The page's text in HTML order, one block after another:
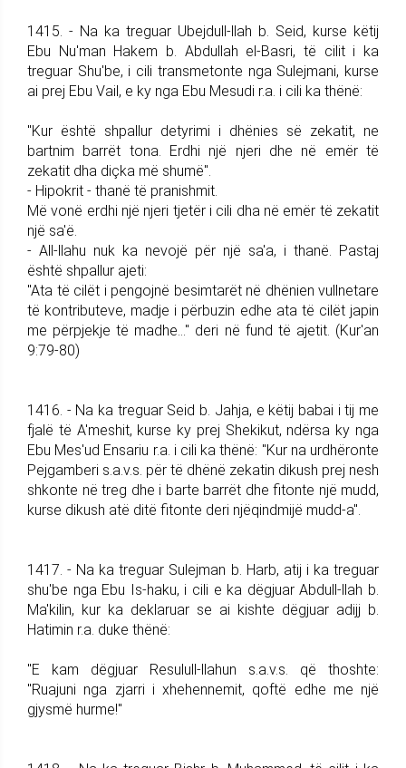
1415. - Na ka treguar Ubejdull-llah b. Seid, kurse këtij
Ebu Nu'man Hakem b. Abdullah el-Basri, të cilit i ka
treguar Shu'be, i cili transmetonte nga Sulejmani, kurse
ai prej Ebu Vail, e ky nga Ebu Mesudi r.a. i cili ka thënë:
"Kur është shpallur detyrimi i dhënies së zekatit, ne
bartnim barrët tona. Erdhi një njeri dhe në emër të
zekatit dha diçka më shumë".
- Hipokrit - thanë të pranishmit.
Më vonë erdhi një njeri tjetër i cili dha në emër të zekatit
një sa'ë.
- All-llahu nuk ka nevojë për një sa'a, i thanë. Pastaj
është shpallur ajeti:
"Ata të cilët i pengojnë besimtarët në dhënien vullnetare
të kontributeve, madje i përbuzin edhe ata të cilët japin
me përpjekje të madhe..." deri në fund të ajetit. (Kur'an
9:79-80)
1416. - Na ka treguar Seid b. Jahja, e këtij babai i tij me
fjalë të A'meshit, kurse ky prej Shekikut, ndërsa ky nga
Ebu Mes'ud Ensariu r.a. i cili ka thënë: "Kur na urdhëronte
Pejgamberi s.a.v.s. për të dhënë zekatin dikush prej nesh
shkonte në treg dhe i barte barrët dhe fitonte një mudd,
kurse dikush atë ditë fitonte deri njëqindmijë mudd-a".
1417. - Na ka treguar Sulejman b. Harb, atij i ka treguar
shu'be nga Ebu Is-haku, i cili e ka dëgjuar Abdull-llah b.
Ma'kilin, kur ka deklaruar se ai kishte dëgjuar adijj b.
Hatimin r.a. duke thënë:
"E kam dëgjuar Resulull-llahun s.a.v.s. që thoshte:
"Ruajuni nga zjarri i xhehennemit, qoftë edhe me një
gjysmë hurme!"